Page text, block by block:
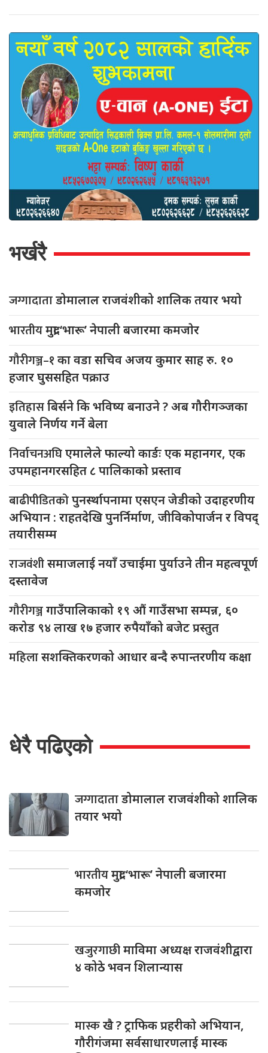
भर्खरै
जग्गादाताडोमालाल राजवंशीको शालिक तयार भयो
भारतीयमुद्रा ‘भारू’ नेपाली बजारमा कमजाेर
गौरीगञ्ज–१का वडा सचिव अजय कुमार साह रु. १०
हजार घुससहित पक्राउ
इतिहासबिर्सने कि भविष्य बनाउने ? अब गौरीगञ्जका
युवाले निर्णय गर्ने बेला
निर्वाचनअघिएमालेले फाल्यो कार्डः एक महानगर, एक
उपमहानगरसहित ८ पालिकाको प्रस्ताव
बाढीपीडितकोपुनर्स्थापनामा एसएन जेडीको उदाहरणीय
अभियान : राहतदेखि पुनर्निर्माण, जीविकोपार्जन र विपद्
तयारीसम्म
राजवंशीसमाजलाई नयाँ उचाईमा पुर्याउने तीन महत्वपूर्ण
दस्तावेज
गौरीगञ्जगाउँपालिकाको १९ औं गाउँसभा सम्पन्न, ६०
करोड ९४ लाख १७ हजार रुपैयाँको बजेट प्रस्तुत
महिलासशक्तिकरणको आधार बन्दै रुपान्तरणीय कक्षा
धेरै पढिएको
जग्गादाताडोमालाल राजवंशीको शालिक
तयार भयो
भारतीयमुद्रा ‘भारू’ नेपाली बजारमा
कमजाेर
खजुरगाछीमाविमा अध्यक्ष राजवंशीद्वारा
४ कोठे भवन शिलान्यास
मास्कखै ? ट्राफिक प्रहरीकाे अभियान,
गाैरीगंजमा सर्वसाधारणलाई मास्क